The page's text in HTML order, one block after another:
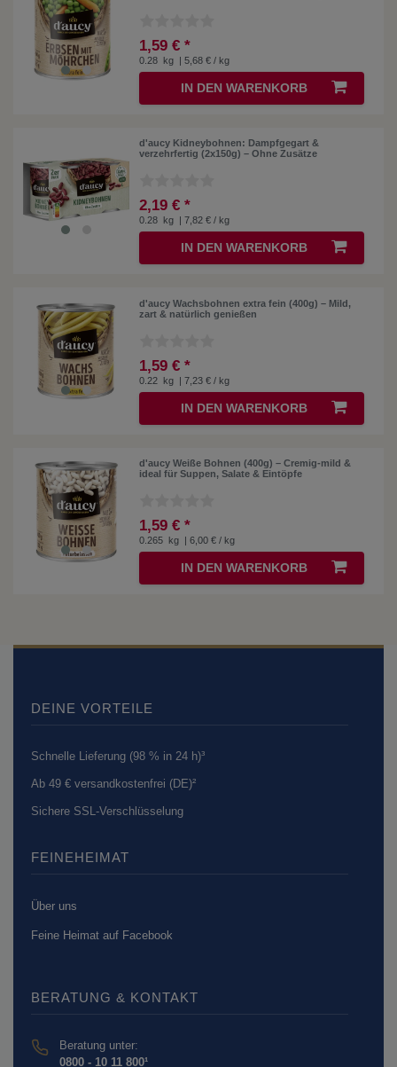
1,59 € *
0.28 kg | 5,68 € / kg
IN DEN WARENKORB
d'aucy Kidneybohnen: Dampfgegart &
verzehrfertig (2x150g) – Ohne Zusätze
2,19 € *
0.28 kg | 7,82 € / kg
IN DEN WARENKORB
d'aucy Wachsbohnen extra fein (400g) – Mild,
zart & natürlich genießen
1,59 € *
0.22 kg | 7,23 € / kg
IN DEN WARENKORB
d'aucy Weiße Bohnen (400g) – Cremig-mild &
ideal für Suppen, Salate & Eintöpfe
1,59 € *
0.265 kg | 6,00 € / kg
IN DEN WARENKORB
DEINE VORTEILE
Schnelle Lieferung (98 % in 24 h)³
Ab 49 € versandkostenfrei (DE)²
Sichere SSL-Verschlüsselung
FEINEHEIMAT
Über uns
Feine Heimat auf Facebook
BERATUNG & KONTAKT
Beratung unter:
0800 - 10 11 800¹